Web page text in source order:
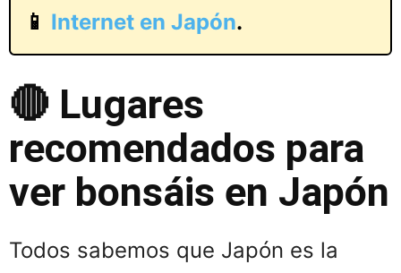
📱 Internet en Japón.
🔴 Lugares
recomendados para
ver bonsáis en Japón
Todos sabemos que Japón es la